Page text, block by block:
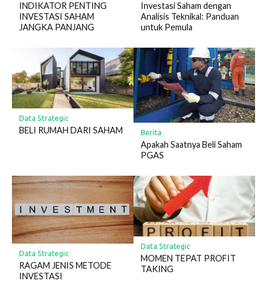
INDIKATOR PENTING
INVESTASI SAHAM
JANGKA PANJANG
Investasi Saham dengan
Analisis Teknikal: Panduan
untuk Pemula
Data Strategic
BELI RUMAH DARI SAHAM Berita
Apakah Saatnya Beli Saham
PGAS
Data Strategic
RAGAM JENIS METODE
INVESTASI
Data Strategic
MOMEN TEPAT PROFIT
TAKING